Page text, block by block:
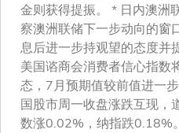
金则获得提振。 * 日内澳洲
察澳洲联储下一步动向的窗
息后进一步持观望的态度并
美国谘商会消费者信心指数
态，7月预期值较前值进一
国股市周一收盘涨跌互现
数涨0.02%，纳指跌0.18%